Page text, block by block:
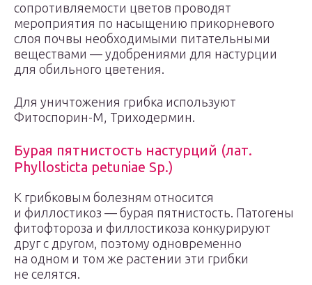
сопротивляемости цветов проводят
мероприятия по насыщению прикорневого
слоя почвы необходимыми питательными
веществами — удобрениями для настурции
для обильного цветения.
Для уничтожения грибка используют
Фитоспорин-М, Триходермин.
Бурая пятнистость настурций (лат.
Phyllosticta petuniae Sp.)
К грибковым болезням относится
и филлостикоз — бурая пятнистость. Патогены
фитофтороза и филлостикоза конкурируют
друг с другом, поэтому одновременно
на одном и том же растении эти грибки
не селятся.